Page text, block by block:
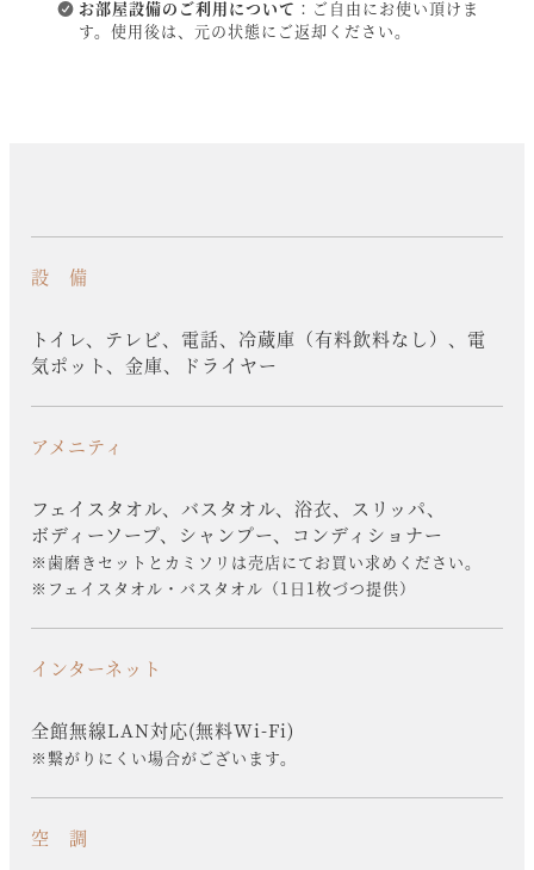
お部屋設備のご利用について ：ご自由にお使い頂けま
す。使用後は、元の状態にご返却ください。
設 備
トイレ、テレビ、電話、冷蔵庫（有料飲料なし）、電
気ポット、金庫、ドライヤー
アメニティ
フェイスタオル、バスタオル、浴衣、スリッパ、
ボディーソープ、シャンプー、コンディショナー
※歯磨きセットとカミソリは売店にてお買い求めください。
※フェイスタオル・バスタオル（1日1枚づつ提供）
インターネット
全館無線LAN対応(無料Wi-Fi)
※繋がりにくい場合がございます。
空 調